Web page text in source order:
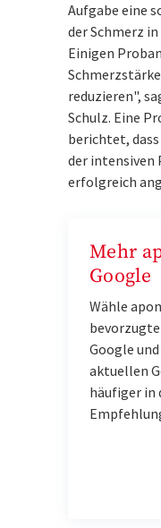
Aufgabe eine
der Schmerz
Einigen
reduzieren",
Schulz. Eine
berichtet,
der intensiven
erfolgreich
Mehr
Google
Wähle
Google
aktuellen
häufiger in